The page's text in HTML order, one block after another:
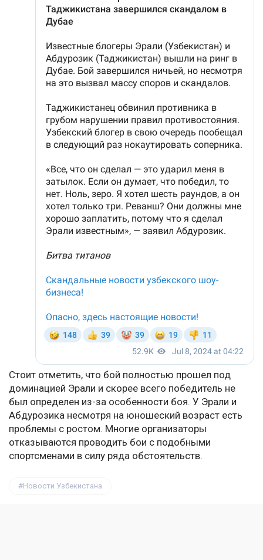
Стоит отметить, что бой полностью прошел под
доминацией Эрали и скорее всего победитель не
был определен из-за особенности боя. У Эрали и
Абдурозика несмотря на юношеский возраст есть
проблемы с ростом. Многие организаторы
отказываются проводить бои с подобными
спортсменами в силу ряда обстоятельств.
Новости Узбекистана